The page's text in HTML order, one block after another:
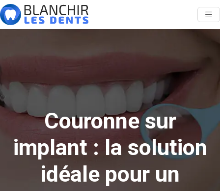
Couronne sur
implant : la solution
idéale pour un